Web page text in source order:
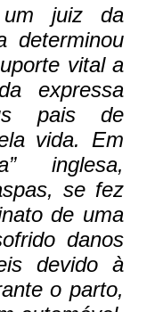
juiz da
determinou
vital a
expressa
pais de
vida. Em
inglesa,
se fez
de uma
danos
devido à
o parto,